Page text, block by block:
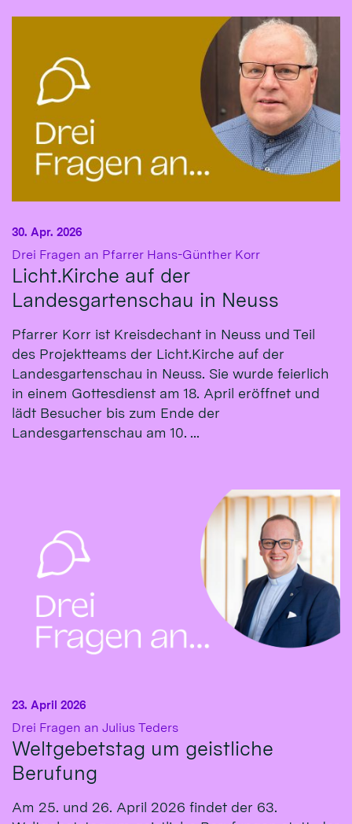
Drei Fragen an Pfarrer Hans-Günther Korr:
Licht.Kirche auf der
Landesgartenschau in Neuss
30. Apr. 2026
Pfarrer Korr ist Kreisdechant in Neuss und Teil
des Projektteams der Licht.Kirche auf der
Landesgartenschau in Neuss. Sie wurde feierlich
in einem Gottesdienst am 18. April eröffnet und
lädt Besucher bis zum Ende der
Landesgartenschau am 10. ...
Drei Fragen an Julius Teders:
Weltgebetstag um geistliche
Berufung
23. April 2026
Am 25. und 26. April 2026 findet der 63.